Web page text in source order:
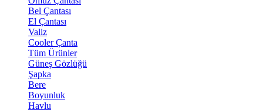
Bel Çantası
El Çantası
Valiz
Cooler Çanta
Tüm Ürünler
Güneş Gözlüğü
Şapka
Bere
Boyunluk
Havlu